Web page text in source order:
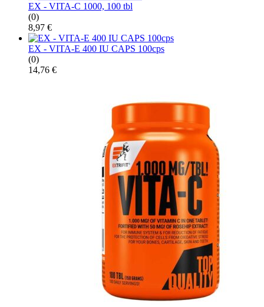
EX - VITA-C 1000, 100 tbl
(0)
8,97 €
EX - VITA-E 400 IU CAPS 100cps
(0)
14,76 €